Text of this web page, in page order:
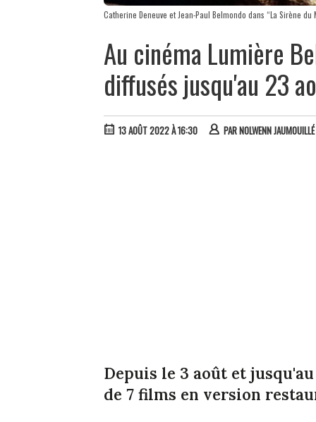
Catherine Deneuve et Jean-Paul Belmondo dans “La Sirène
Au cinéma Lumière
diffusés jusqu'au 23
13 AOÛT 2022 À 16:30 PARNOLWENN JAUMOUILLÉ
Depuis le 3 août et
de 7 films en version